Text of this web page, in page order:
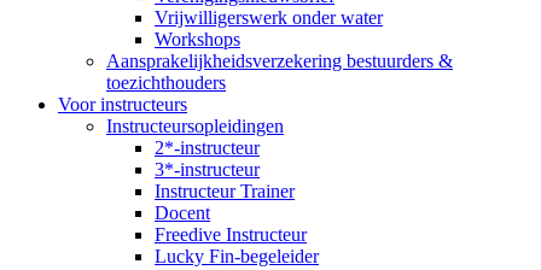
Vrijwilligerswerk onder water
Workshops
Aansprakelijkheidsverzekering bestuurders &
toezichthouders
Voor instructeurs
Instructeursopleidingen
2*-instructeur
3*-instructeur
Instructeur Trainer
Docent
Freedive Instructeur
Lucky Fin-begeleider